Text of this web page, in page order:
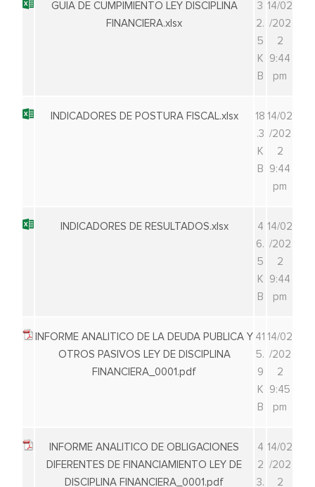
GUIA DE CUMPIMIENTO LEY DISCIPLINA
FINANCIERA.xlsx
3
2.
5
K
B
14/02
/202
2
9:44
pm
INDICADORES DE POSTURA FISCAL.xlsx
18
.3
K
B
14/02
/202
2
9:44
pm
INDICADORES DE RESULTADOS.xlsx
4
6.
5
K
B
14/02
/202
2
9:44
pm
INFORME ANALITICO DE LA DEUDA PUBLICA Y
OTROS PASIVOS LEY DE DISCIPLINA
FINANCIERA_0001.pdf
41
5.
9
K
B
14/02
/202
2
9:45
pm
INFORME ANALITICO DE OBLIGACIONES
DIFERENTES DE FINANCIAMIENTO LEY DE
DISCIPLINA FINANCIERA_0001.pdf
4
2
3.
14/02
/202
2